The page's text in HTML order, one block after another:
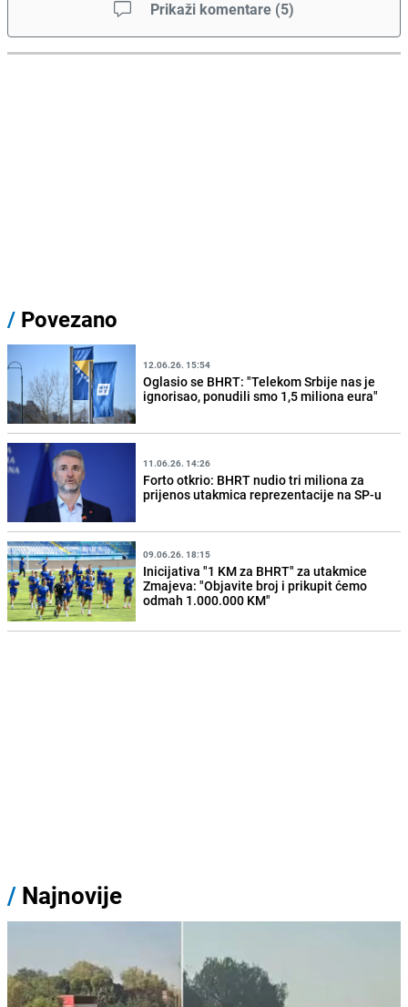
Prikaži komentare (5)
/ Povezano
12.06.26. 15:54
Oglasio se BHRT: "Telekom Srbije nas je
ignorisao, ponudili smo 1,5 miliona eura"
11.06.26. 14:26
Forto otkrio: BHRT nudio tri miliona za
prijenos utakmica reprezentacije na SP-u
09.06.26. 18:15
Inicijativa "1 KM za BHRT" za utakmice
Zmajeva: "Objavite broj i prikupit ćemo
odmah 1.000.000 KM"
/ Najnovije